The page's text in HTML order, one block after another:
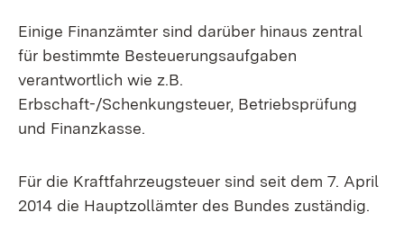
Einige Finanzämter sind darüber hinaus zentral
für bestimmte Besteuerungsaufgaben
verantwortlich wie z.B.
Erbschaft-/Schenkungsteuer, Betriebsprüfung
und Finanzkasse.
Für die Kraftfahrzeugsteuer sind seit dem 7. April
2014 die Hauptzollämter des Bundes zuständig.